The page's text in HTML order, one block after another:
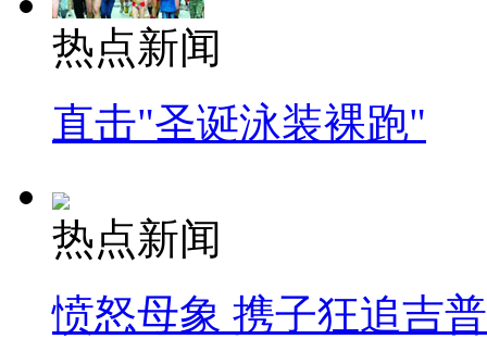
热点新闻
直击"圣诞泳装裸跑"
热点新闻
愤怒母象 携子狂追吉